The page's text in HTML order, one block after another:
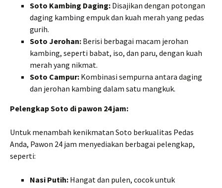
Soto Kambing Daging: Disajikan dengan potongan
daging kambing empuk dan kuah merah yang pedas
gurih.
Soto Jerohan: Berisi berbagai macam jerohan
kambing, seperti babat, iso, dan paru, dengan kuah
merah yang nikmat.
Soto Campur: Kombinasi sempurna antara daging
dan jerohan kambing dalam satu mangkuk.
Pelengkap Soto di pawon 24 jam:
Untuk menambah kenikmatan Soto berkualitas Pedas
Anda, Pawon 24 jam menyediakan berbagai pelengkap,
seperti:
Nasi Putih: Hangat dan pulen, cocok untuk